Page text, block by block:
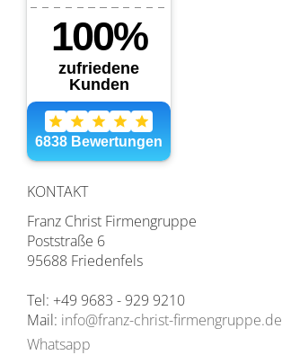
KONTAKT
Franz Christ Firmengruppe
Poststraße 6
95688 Friedenfels
Tel: +49 9683 - 929 9210
Mail: info@franz-christ-firmengruppe.de
Whatsapp